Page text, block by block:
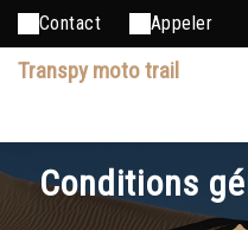
Contact Appeler
Transpy moto trail
Conditions